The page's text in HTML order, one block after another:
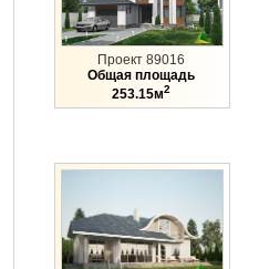
Проект 89016
Общая площадь
253.15м2